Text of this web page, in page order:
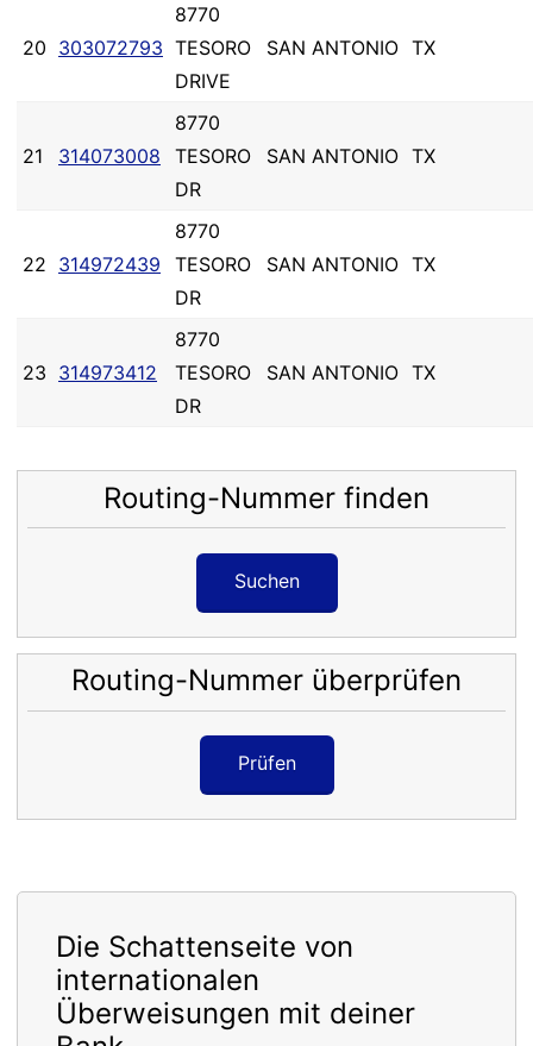
20 303072793
8770
TESORO
DRIVE
SAN ANTONIO TX
21 314073008
8770
TESORO
DR
SAN ANTONIO TX
22 314972439
8770
TESORO
DR
SAN ANTONIO TX
23 314973412
8770
TESORO
DR
SAN ANTONIO TX
Routing-Nummer finden
Suchen
Routing-Nummer überprüfen
Prüfen
Die Schattenseite von
internationalen
Überweisungen mit deiner